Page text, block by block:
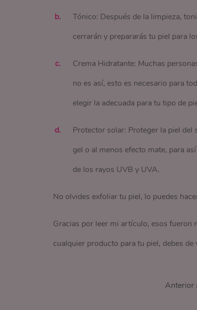
Tónico: Después de la limpieza,
cerrarán y prepararás tu piel para
Crema Hidratante: Muchas
no es así, esto es necesario para
elegir la adecuada para tu tipo de
Protector solar: Proteger la piel del
gel o al menos efecto mate, para
de los rayos UVB y UVA.
No olvides exfoliar tu piel, lo puedes
Gracias por leer mi artículo, esos fueron
cualquier producto para tu piel, debes
Anterior